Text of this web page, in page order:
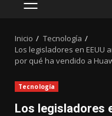
MENÚ
Inicio
Tecnología
Los legisladores en EEUU
por qué ha vendido a
Tecnología
Los legisladores